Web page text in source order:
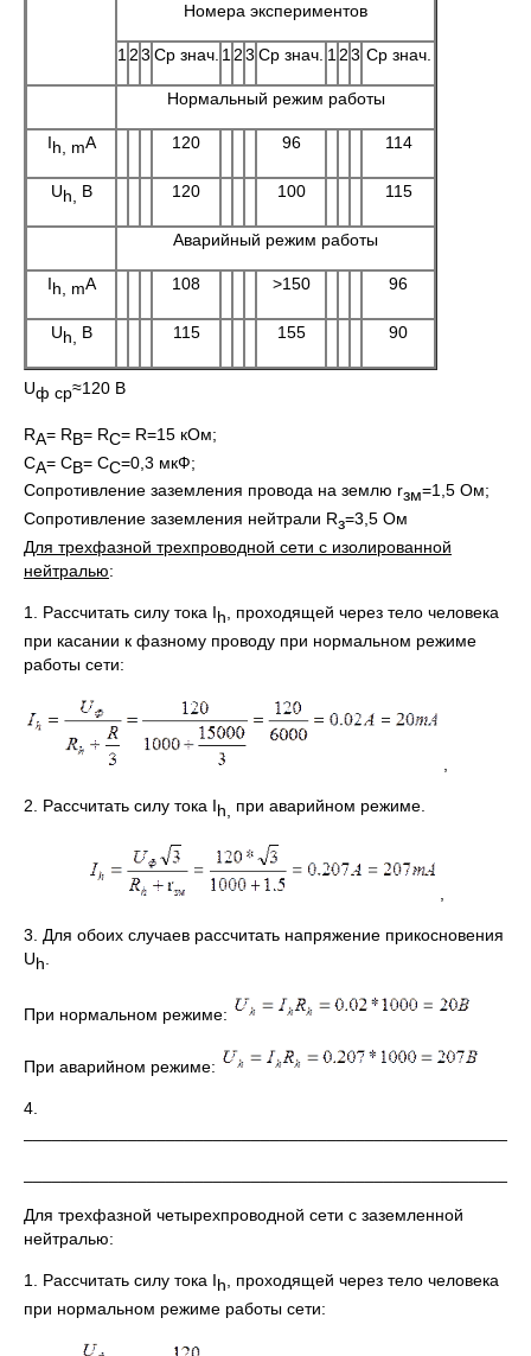
Номера экспериментов
1 23 Ср знач. 1 23 Ср знач. 1 23 Ср знач.
Нормальный режим работы
Ih mА 120 96 114
Uh В 120 100 115
Аварийный режим работы
Ih mА 108 >150 96
Uh В 115 155 90
Uф ср≈120 В
RA= RB= RC= R=15 кОм;
CA= CB= CC=0,3 мкФ;
Сопротивление заземления провода на землю rзм=1,5 Ом;
Сопротивление заземления нейтрали Rз=3,5 Ом
Для трехфазной трехпроводной сети с изолированной
нейтралью:
1. Рассчитать силу тока Ih , проходящей через тело человека
при касании к фазному проводу при нормальном режиме
работы сети:
2. Рассчитать силу тока Ih при аварийном режиме.
3. Для обоих случаев рассчитать напряжение прикосновения
Uh
При нормальном режиме:
При аварийном режиме:
4.
Для трехфазной четырехпроводной сети с заземленной
нейтралью:
1. Рассчитать силу тока Ih, проходящей через тело человека
при нормальном режиме работы сети: